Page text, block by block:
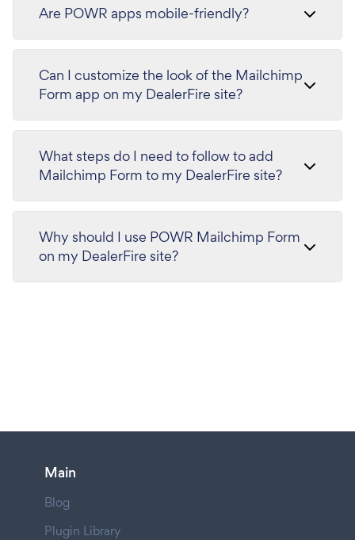
Are POWR apps mobile-friendly?
Can I customize the look of the Mailchimp
Form app on my DealerFire site?
What steps do I need to follow to add
Mailchimp Form to my DealerFire site?
Why should I use POWR Mailchimp Form
on my DealerFire site?
Main
Blog
Plugin Library